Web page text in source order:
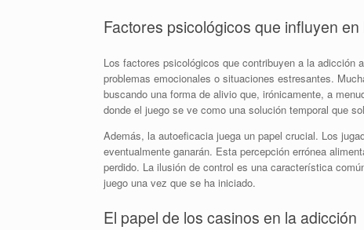
Factores psicológicos que influyen en
Los factores psicológicos que contribuyen a la adicción
problemas emocionales o situaciones estresantes.
buscando una forma de alivio que, irónicamente, a
donde el juego se ve como una solución temporal que
Además, la autoeficacia juega un papel crucial. Los
eventualmente ganarán. Esta percepción errónea
perdido. La ilusión de control es una característica
juego una vez que se ha iniciado.
El papel de los casinos en la adicción